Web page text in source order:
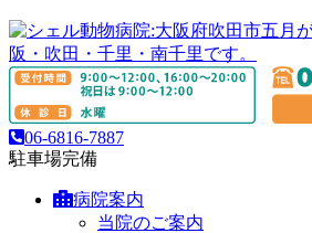
06-6816-7887
駐車場完備
病院案内
当院のご案内